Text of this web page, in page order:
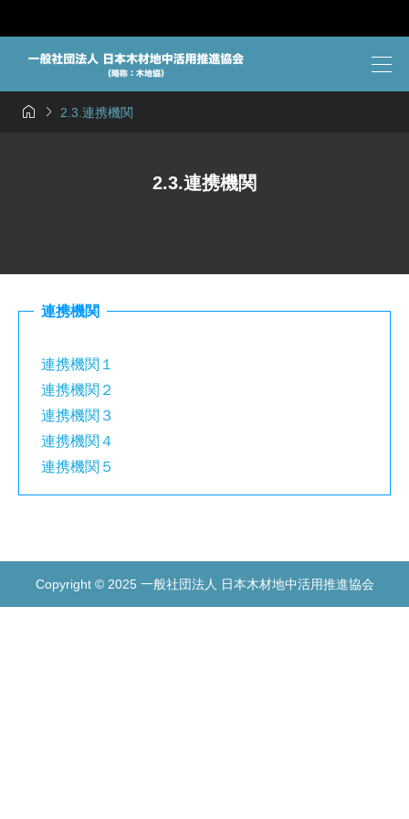
  2.3.連携機関
2.3.連携機関
連携機関
連携機関１
連携機関２
連携機関３
連携機関４
連携機関５
Copyright © 2025 一般社団法人 日本木材地中活用推進協会